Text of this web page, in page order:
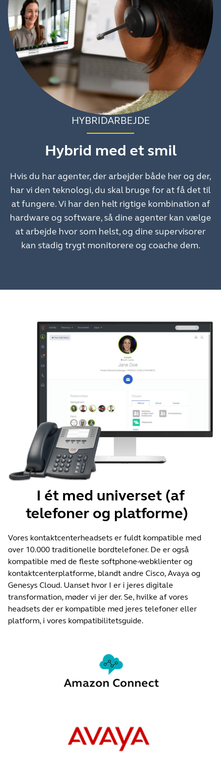
HYBRIDARBEJDE
Hybrid med et smil
Hvis du har agenter, der arbejder både her og der,
har vi den teknologi, du skal bruge for at få det til
at fungere. Vi har den helt rigtige kombination af
hardware og software, så dine agenter kan vælge
at arbejde hvor som helst, og dine supervisorer
kan stadig trygt monitorere og coache dem.
I ét med universet (af
telefoner og platforme)
Vores kontaktcenterheadsets er fuldt kompatible med
over 10.000 traditionelle bordtelefoner. De er også
kompatible med de fleste softphone-webklienter og
kontaktcenterplatforme, blandt andre Cisco, Avaya og
Genesys Cloud. Uanset hvor I er i jeres digitale
transformation, møder vi jer der. Se, hvilke af vores
headsets der er kompatible med jeres telefoner eller
platform, i vores kompatibilitetsguide.